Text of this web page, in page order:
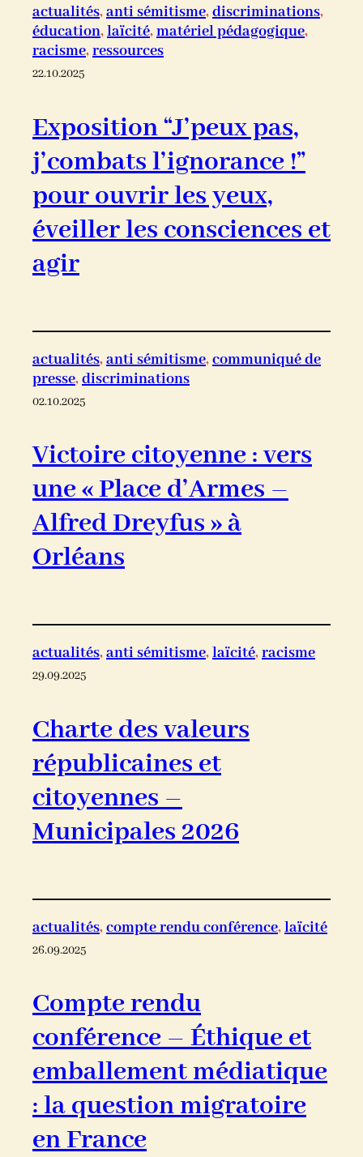
actualités, anti sémitisme, discriminations
éducation, laïcité, matériel pédagogique
racisme, ressources
22.10.2025
Exposition “J’peux pas,
j’combats l’ignorance !”
pour ouvrir les yeux,
éveiller les consciences et
agir
actualités, anti sémitisme, communiqué de
presse, discriminations
02.10.2025
Victoire citoyenne : vers
une « Place d’Armes –
Alfred Dreyfus » à
Orléans
actualités, anti sémitisme, laïcité, racisme
29.09.2025
Charte des valeurs
républicaines et
citoyennes –
Municipales 2026
actualités, compte rendu conférence, laïcité
26.09.2025
Compte rendu
conférence – Éthique et
emballement médiatique
: la question migratoire
en France